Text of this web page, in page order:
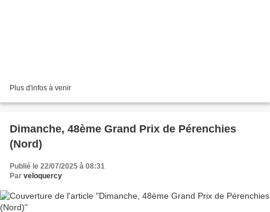
Plus d'infos à venir
Dimanche, 48ème Grand Prix de Pérenchies
(Nord)
Publié le 22/07/2025 à 08:31
Par veloquercy